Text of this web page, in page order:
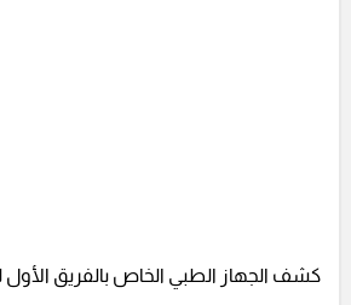
كشف الجهاز الطبي الخاص بالفريق الأول